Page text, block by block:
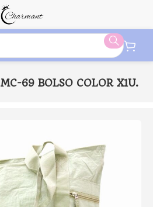
MC-69 BOLSO COLOR X1U.